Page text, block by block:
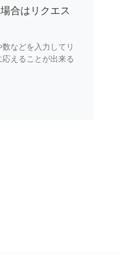
合はリクエス
などを入力してリ
えることが出来る